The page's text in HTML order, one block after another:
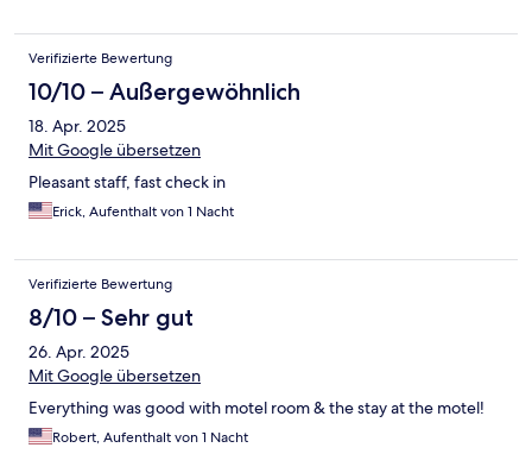
Verifizierte Bewertung
10/10 – Außergewöhnlich
18. Apr. 2025
Mit Google übersetzen
Pleasant staff, fast check in
Erick, Aufenthalt von 1 Nacht
Verifizierte Bewertung
8/10 – Sehr gut
26. Apr. 2025
Mit Google übersetzen
Everything was good with motel room & the stay at the motel!
Robert, Aufenthalt von 1 Nacht